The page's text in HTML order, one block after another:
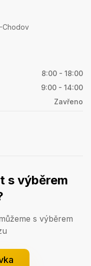
Chodov
8:00 - 18:00
9:00 - 14:00
Zavřeno
s výběrem
s výběrem